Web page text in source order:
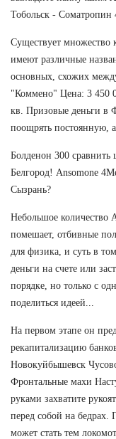
Тобольск - Cоматропин
Существует множество
имеют различные
основных, схожих
"Коммено" Цена: 3 450
кв. Призовые деньги в
поощрять постоянную,
Болденон 300
Белгород! Ansomone
Сызрань?
Небольшое количество
помешает, отбивные
для физика, и суть в
деньги на счете или
порядке, но только с
поделиться идеей...
На первом этапе он
рекапитализацию
Новокуйбышевск
Фронтальные махи
руками захватите
перед собой на бедрах.
может стать тем